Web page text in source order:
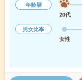
年齢層
20代
男女比率
女性